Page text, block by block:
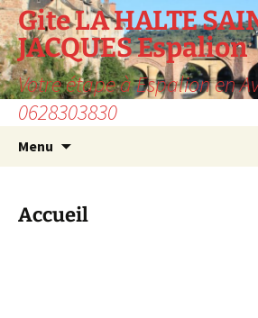
Aller
au
contenu
Gite LA HALTE
JACQUES Espalion
Votre étape à Espalion en
0628303830
Menu
Accueil